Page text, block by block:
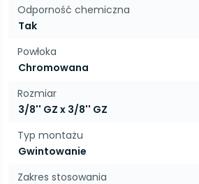
Odporność chemiczna
Tak
Powłoka
Chromowana
Rozmiar
3/8'' GZ x 3/8'' GZ
Typ montażu
Gwintowanie
Zakres stosowania